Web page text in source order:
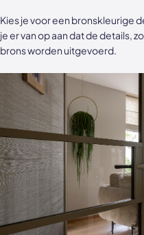
Kies je voor een bronskleurige
je er van op aan dat de details,
brons worden uitgevoerd.